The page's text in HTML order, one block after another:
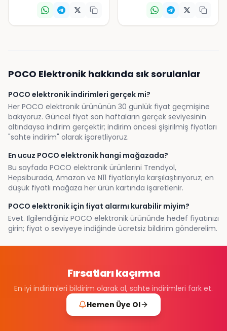
POCO Elektronik hakkında sık sorulanlar
POCO elektronik indirimleri gerçek mi?
Her POCO elektronik ürününün 30 günlük fiyat geçmişine
bakıyoruz. Güncel fiyat son haftaların gerçek seviyesinin
altındaysa indirim gerçektir; indirim öncesi şişirilmiş fiyatları
"sahte indirim" olarak işaretliyoruz.
En ucuz POCO elektronik hangi mağazada?
Bu sayfada POCO elektronik ürünlerini Trendyol,
Hepsiburada, Amazon ve N11 fiyatlarıyla karşılaştırıyoruz; en
düşük fiyatlı mağaza her ürün kartında işaretlenir.
POCO elektronik için fiyat alarmı kurabilir miyim?
Evet. İlgilendiğiniz POCO elektronik ürününde hedef fiyatınızı
girin; fiyat o seviyeye indiğinde ücretsiz bildirim gönderelim.
Fırsatları kaçırma
En iyi indirimleri bildirim olarak al, sahte indirimleri fark et.
Hemen Üye Ol